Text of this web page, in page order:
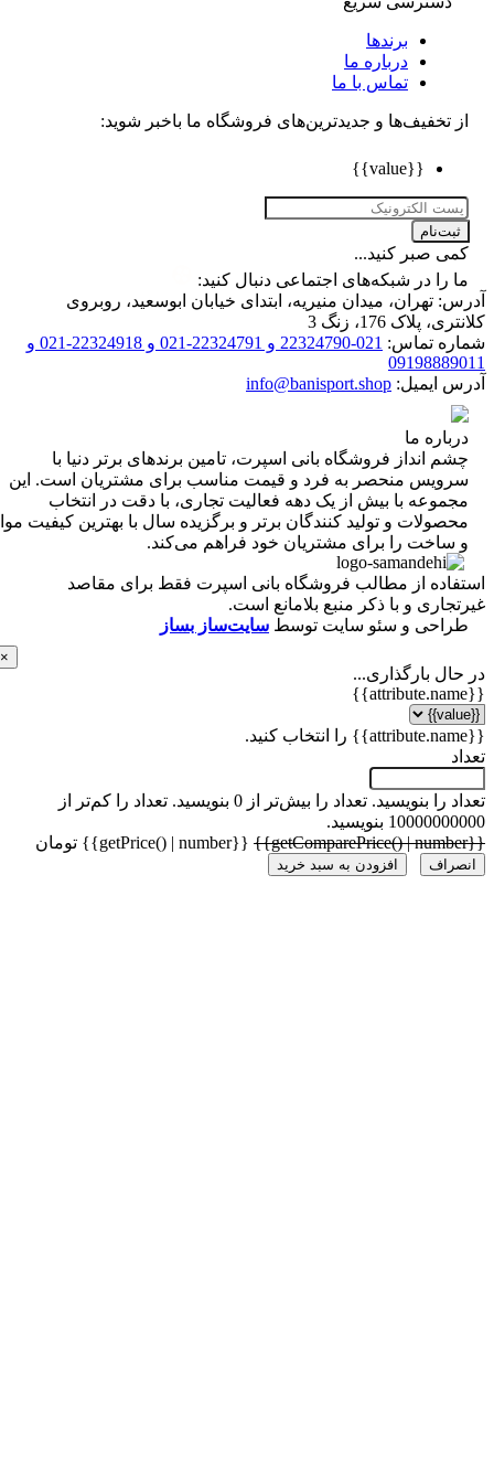
برندها
درباره ما
تماس با ما
تخفیف‌ها و جدیدترین‌های فروشگاه ما باخبر شوید:
صبر کنید...
را در شبکه‌های اجتماعی دنبال کنید:
تهران، میدان منیریه، ابتدای خیابان ابوسعید، روبروی
پلاک 176، زنگ 3
تماس:
021-22324790 و 22324791-021 و 22324918-021 و
ایمیل: info@banisport.shop
ما
انداز فروشگاه‌ بانی اسپرت، تامین برندهای برتر دنیا با
منحصر به فرد و قیمت مناسب برای مشتریان است. این
با بیش از یک دهه فعالیت تجاری، با دقت در انتخاب
و تولید کنندگان برتر و برگزیده سال با بهترین کیفیت مواد
را برای مشتریان خود فراهم می‌کند.
از مطالب فروشگاه بانی اسپرت فقط برای مقاصد
و با ذکر منبع بلامانع است.
و سئو سایت توسطسایت‌ساز بساز
بارگذاری...
را بنویسید.تعداد را بیش‌تر از 0 بنویسید.
تعداد را کم‌تر از
بنویسید.
{{getPrice() | number}} تومان
افزودن به سبد خرید